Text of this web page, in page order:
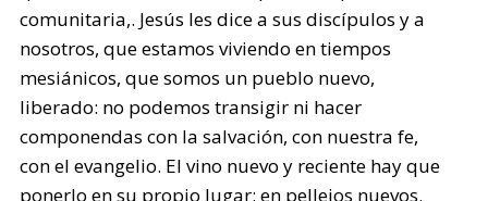
comunitaria,. Jesús les dice a sus discípulos y a
nosotros, que estamos viviendo en tiempos
mesiánicos, que somos un pueblo nuevo,
liberado: no podemos transigir ni hacer
componendas con la salvación, con nuestra fe,
con el evangelio. El vino nuevo y reciente hay que
ponerlo en su propio lugar: en pellejos nuevos.